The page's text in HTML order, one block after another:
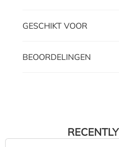
GESCHIKT VOOR
BEOORDELINGEN